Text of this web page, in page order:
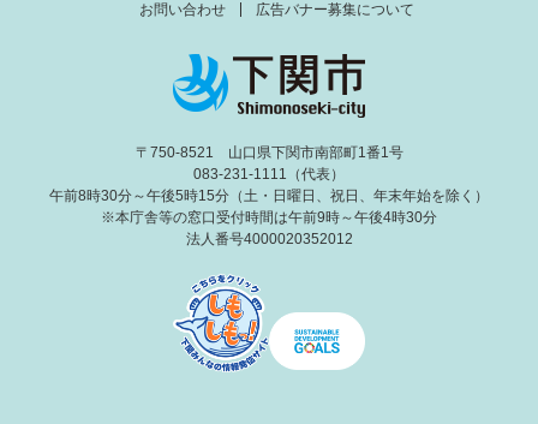
お問い合わせ 広告バナー募集について
〒750-8521 山口県下関市南部町1番1号
083-231-1111（代表）
午前8時30分～午後5時15分（土・日曜日、祝日、年末年始を除く）
※本庁舎等の窓口受付時間は午前9時～午後4時30分
法人番号4000020352012